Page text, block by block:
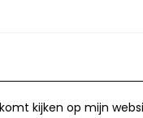
kijken op mijn